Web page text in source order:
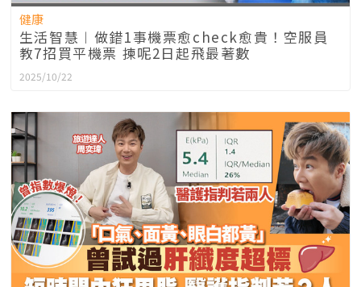
健康
生活智慧︱做錯1事機票愈check愈貴！空服員
教7招買平機票 揀呢2日起飛最著數
2025/10/22